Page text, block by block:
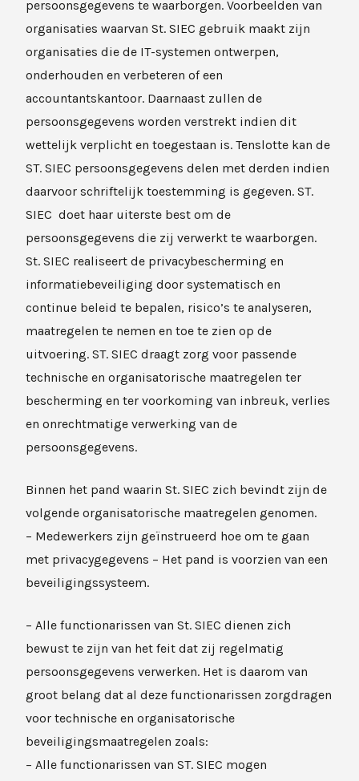
persoonsgegevens te waarborgen. Voorbeelden van
organisaties waarvan St. SIEC gebruik maakt zijn
organisaties die de IT-systemen ontwerpen,
onderhouden en verbeteren of een
accountantskantoor. Daarnaast zullen de
persoonsgegevens worden verstrekt indien dit
wettelijk verplicht en toegestaan is. Tenslotte kan de
ST. SIEC persoonsgegevens delen met derden indien
daarvoor schriftelijk toestemming is gegeven. ST.
SIEC doet haar uiterste best om de
persoonsgegevens die zij verwerkt te waarborgen.
St. SIEC realiseert de privacybescherming en
informatiebeveiliging door systematisch en
continue beleid te bepalen, risico’s te analyseren,
maatregelen te nemen en toe te zien op de
uitvoering. ST. SIEC draagt zorg voor passende
technische en organisatorische maatregelen ter
bescherming en ter voorkoming van inbreuk, verlies
en onrechtmatige verwerking van de
persoonsgegevens.
Binnen het pand waarin St. SIEC zich bevindt zijn de
volgende organisatorische maatregelen genomen.
– Medewerkers zijn geïnstrueerd hoe om te gaan
met privacygegevens – Het pand is voorzien van een
beveiligingssysteem.
– Alle functionarissen van St. SIEC dienen zich
bewust te zijn van het feit dat zij regelmatig
persoonsgegevens verwerken. Het is daarom van
groot belang dat al deze functionarissen zorgdragen
voor technische en organisatorische
beveiligingsmaatregelen zoals:
– Alle functionarissen van ST. SIEC mogen